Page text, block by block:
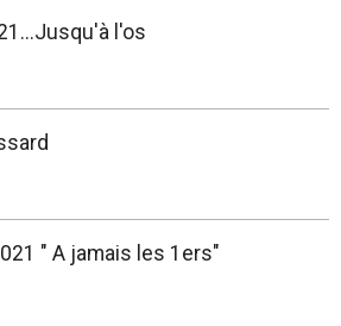
l'os
" A jamais les 1ers"